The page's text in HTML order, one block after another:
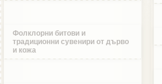
Фолклорни битови и
традиционни сувенири от дърво
и кожа